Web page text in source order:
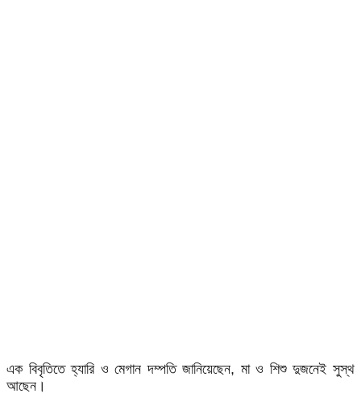
এক বিবৃতিতে হ্যারি ও মেগান দম্পতি জানিয়েছেন, মা ও শিশু দুজনেই সুস্থ
আছেন।